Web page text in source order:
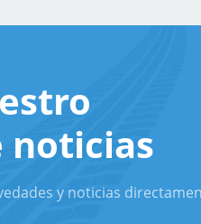
noticias
y noticias